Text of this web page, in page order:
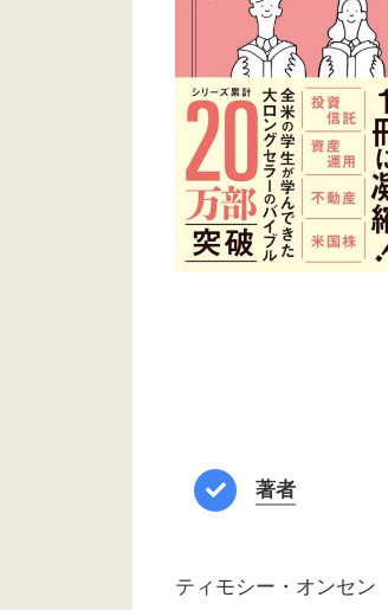
著者
ティモシー・オンセン